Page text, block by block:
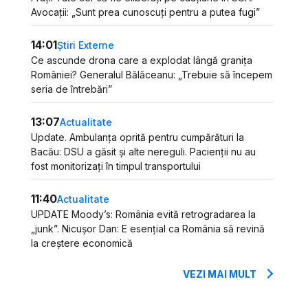
Avocații: „Sunt prea cunoscuți pentru a putea fugi”
14:01Știri Externe
Ce ascunde drona care a explodat lângă granița
României? Generalul Bălăceanu: „Trebuie să începem
seria de întrebări”
13:07Actualitate
Update. Ambulanța oprită pentru cumpărături la
Bacău: DSU a găsit și alte nereguli. Pacienții nu au
fost monitorizați în timpul transportului
11:40Actualitate
UPDATE Moody’s: România evită retrogradarea la
„junk”. Nicușor Dan: E esențial ca România să revină
la creștere economică
VEZI MAI MULT